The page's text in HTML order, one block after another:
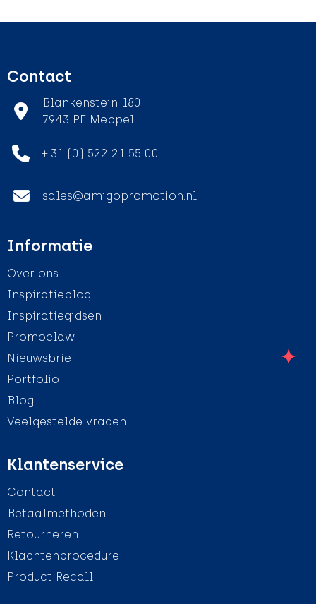
Contact
Blankenstein 180
7943 PE Meppel
+ 31 (0) 522 21 55 00
sales@amigopromotion.nl
Informatie
Over ons
Inspiratieblog
Inspiratiegidsen
Promoclaw
Nieuwsbrief
Portfolio
Blog
Veelgestelde vragen
Klantenservice
Contact
Betaalmethoden
Retourneren
Klachtenprocedure
Product Recall